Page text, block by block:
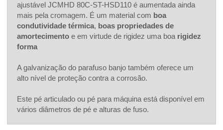
ajustável JCMHD 80C-ST-HSD110 é aumentada ainda
mais pela cromagem. É um material com boa
condutividade térmica, boas propriedades de
amortecimento e em virtude de rigidez uma boa rigidez
forma
A galvanização do parafuso banjo também oferece um
alto nível de proteção contra a corrosão.
Este pé articulado ou pé para máquina está disponível em
vários diâmetros de pé e alturas de fuso.